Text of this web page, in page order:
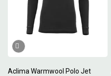
Aclima Warmwool Polo Jet